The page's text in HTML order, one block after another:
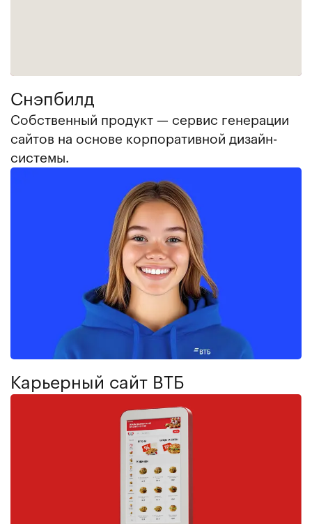
Снэпбилд
Собственный продукт — сервис генерации
сайтов на основе корпоративной дизайн-
системы.
Карьерный сайт ВТБ